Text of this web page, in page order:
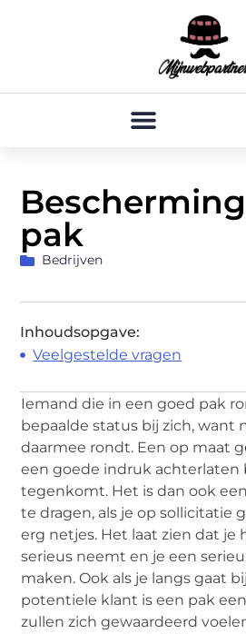
pak
Bedrijven
Inhoudsopgave:
Veelgestelde vragen
Iemand die in een goed pak
bepaalde status bij zich, want
daarmee rondt. Een op maat
een goede indruk achterlaten
tegenkomt. Het is dan ook
te dragen, als je op sollicitatie
erg netjes. Het laat zien dat je
serieus neemt en je een
maken. Ook als je langs gaat
potentiele klant is een pak een
zullen zich gewaardeerd